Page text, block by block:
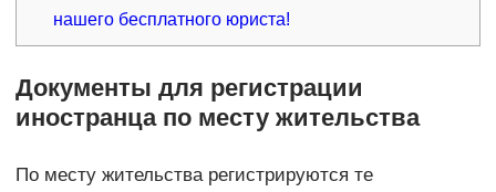
нашего бесплатного юриста!
Документы для регистрации
иностранца по месту жительства
По месту жительства регистрируются те